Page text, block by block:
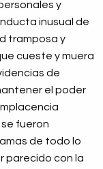
y
inusual de
tramposa y
cueste y muera
de
el poder
fueron
de todo lo
parecido con la